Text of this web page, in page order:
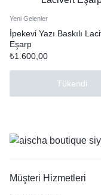
Yeni Gelenler
İpekevi Yazı Baskılı
Eşarp
₺1.600,00
Tükendi
Müşteri Hizmetleri